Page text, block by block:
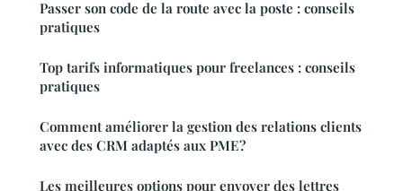
Passer son code de la route avec la poste : conseils
pratiques
Top tarifs informatiques pour freelances : conseils
pratiques
Comment améliorer la gestion des relations clients
avec des CRM adaptés aux PME?
Les meilleures options pour envoyer des lettres